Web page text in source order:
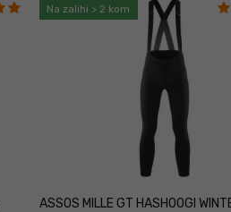
Na zalihi > 2 kom
ASSOS MILLE GT HASHOOGI